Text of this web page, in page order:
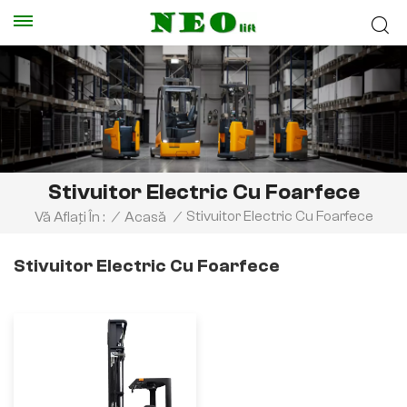
Stivuitor Electric Cu Foarfece
Vă Aflați În : / Acasă / Stivuitor Electric Cu Foarfece
Stivuitor Electric Cu Foarfece